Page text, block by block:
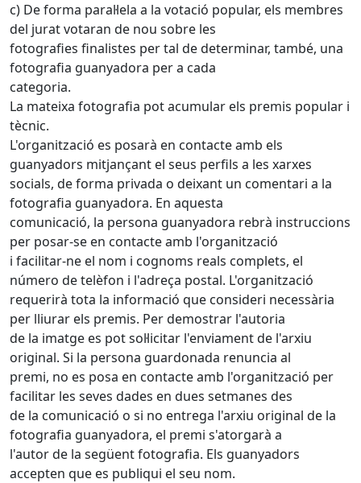
c) De forma paral·lela a la votació popular, els membres
del jurat votaran de nou sobre les
fotografies finalistes per tal de determinar, també, una
fotografia guanyadora per a cada
categoria.
La mateixa fotografia pot acumular els premis popular i
tècnic.
L'organització es posarà en contacte amb els
guanyadors mitjançant el seus perfils a les xarxes
socials, de forma privada o deixant un comentari a la
fotografia guanyadora. En aquesta
comunicació, la persona guanyadora rebrà instruccions
per posar-se en contacte amb l'organització
i facilitar-ne el nom i cognoms reals complets, el
número de telèfon i l'adreça postal. L'organització
requerirà tota la informació que consideri necessària
per lliurar els premis. Per demostrar l'autoria
de la imatge es pot sol·licitar l'enviament de l'arxiu
original. Si la persona guardonada renuncia al
premi, no es posa en contacte amb l'organització per
facilitar les seves dades en dues setmanes des
de la comunicació o si no entrega l'arxiu original de la
fotografia guanyadora, el premi s'atorgarà a
l'autor de la següent fotografia. Els guanyadors
accepten que es publiqui el seu nom.